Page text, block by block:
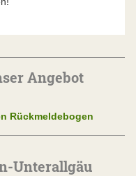
Angebot
Rückmeldebogen
Unterallgäu